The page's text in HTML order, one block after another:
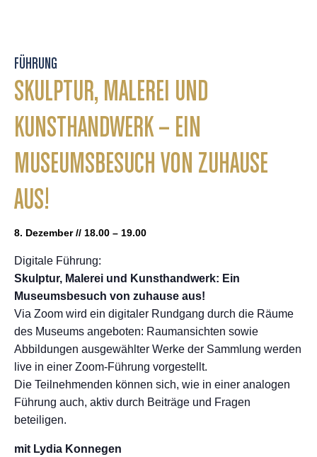
FÜHRUNG
SKULPTUR, MALEREI UND
KUNSTHANDWERK – EIN
MUSEUMSBESUCH VON ZUHAUSE
AUS!
8. Dezember // 18.00 – 19.00
Digitale Führung:
Skulptur, Malerei und Kunsthandwerk: Ein
Museumsbesuch von zuhause aus!
Via Zoom wird ein digitaler Rundgang durch die Räume
des Museums angeboten: Raumansichten sowie
Abbildungen ausgewählter Werke der Sammlung werden
live in einer Zoom-Führung vorgestellt.
Die Teilnehmenden können sich, wie in einer analogen
Führung auch, aktiv durch Beiträge und Fragen
beteiligen.
mit Lydia Konnegen